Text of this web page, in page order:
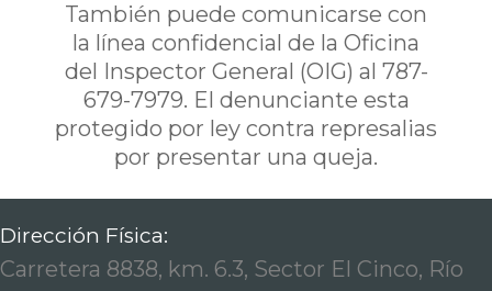
También puede comunicarse con
la línea confidencial de la Oficina
del Inspector General (OIG) al 787-
679-7979. El denunciante esta
protegido por ley contra represalias
por presentar una queja.
Dirección Física:
Carretera 8838, km. 6.3, Sector El Cinco, Río